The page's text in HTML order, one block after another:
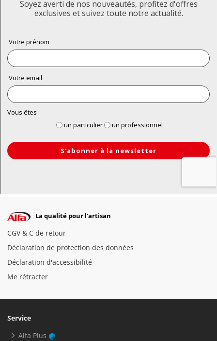
La qualité pour l’artisan
CGV & C de retour
Déclaration de protection des données
Déclaration d'accessibilité
Me rétracter
Service
Alfa Plus